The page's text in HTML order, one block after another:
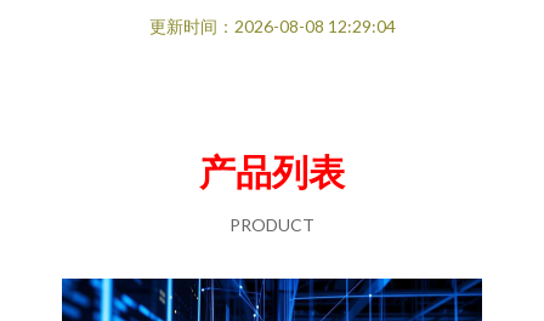
更新时间：2026-08-08 12:29:04
产品列表
PRODUCT